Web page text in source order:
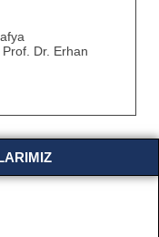
Prof. Dr. Erhan